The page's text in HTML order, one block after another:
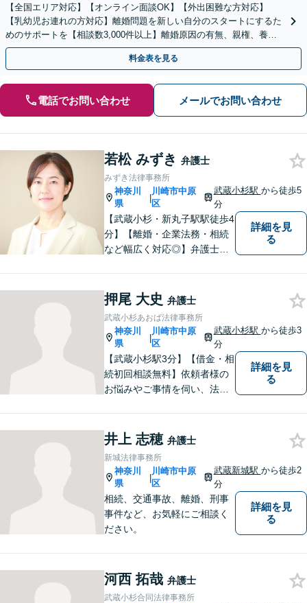
【全国エリア対応】【オンライン面談OK】【外出困難な方対応】
【乳幼児お連れの方対応】離婚問題を新しい自分のスタートにするた
めのサポートを【相談数3,000件以上】離婚原因の有無、親権、養育
費、財産分与、慰謝料請求【夜間・休日相談可】
料金表を見る
電話でお問い合わせ メールでお問い合わせ
若松 みずき 弁護士
みずき法律事務所
神奈川
県
|
川崎市中原
区
武蔵小杉駅 から徒歩5
分
【武蔵小杉・新丸子駅駅徒歩4
分】【離婚・企業法務・相続
など幅広く対応◎】弁護士歴1
ます。皆様の人生の岐路に真
摯に向き合います。まずはお
気軽にご相談ください！
詳細を見
る
押尾 大史 弁護士
武蔵小杉あおば法律事務所
神奈川
県
|
川崎市中原
区
武蔵小杉駅 から徒歩3
分
【武蔵小杉駅3分】【借金・相
続初回相談無料】依頼者様の
お悩みやご事情を伺い、法的
なんでも気軽に相談できる
「町のお医者さん」のような
弁護士でありたいと思ってお
ります。【電話相談可】
詳細を見
る
井上 志穂 弁護士
新城法律事務所
神奈川
県
|
川崎市中原
区
武蔵新城駅 から徒歩2
分
相続、交通事故、離婚、刑事
事件など、お気軽にご相談く
ださい。
詳細を見
る
河西 拓哉 弁護士
武蔵小杉合同法律事務所